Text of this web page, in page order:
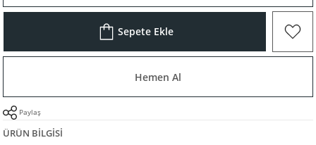
Sepete Ekle
Hemen Al
Paylaş
ÜRÜN BILGISI